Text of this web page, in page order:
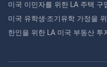
미국 이민자를 위한 LA 주택 구
미국 유학생·조기유학 가정을
한인을 위한 LA 미국 부동산 투